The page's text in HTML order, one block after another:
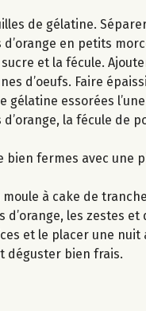
de gélatine.
en petits
et la fécule.
d’oeufs. Faire
gélatine essorées
d’orange, la fécule
bien fermes avec une
à cake de
d’orange, les zestes
et le placer une
déguster bien frais.